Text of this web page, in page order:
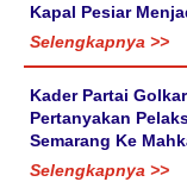
Kapal Pesiar
Selengkapnya >>
Kader Partai
Pertanyakan
Semarang Ke
Selengkapnya >>